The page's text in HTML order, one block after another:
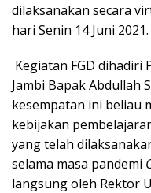
dilaksanakan secara
hari Senin 14 Juni 2021.
Kegiatan FGD dihadiri
Jambi Bapak Abdullah
kesempatan ini beliau
kebijakan
yang telah
selama masa pandemi
langsung oleh Rektor